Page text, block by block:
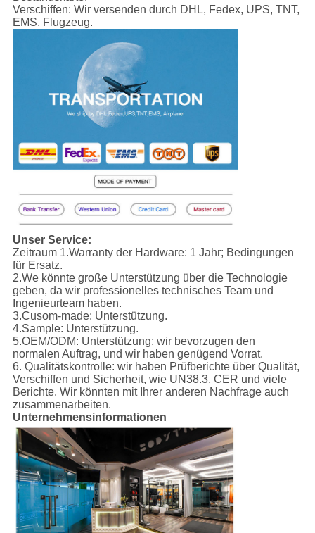
Verschiffen: Wir versenden durch DHL, Fedex, UPS, TNT,
EMS, Flugzeug.
Unser Service:
Zeitraum 1.Warranty der Hardware: 1 Jahr; Bedingungen
für Ersatz.
2.We könnte große Unterstützung über die Technologie
geben, da wir professionelles technisches Team und
Ingenieurteam haben.
3.Cusom-made: Unterstützung.
4.Sample: Unterstützung.
5.OEM/ODM: Unterstützung; wir bevorzugen den
normalen Auftrag, und wir haben genügend Vorrat.
6. Qualitätskontrolle: wir haben Prüfberichte über Qualität,
Verschiffen und Sicherheit, wie UN38.3, CER und viele
Berichte. Wir könnten mit Ihrer anderen Nachfrage auch
zusammenarbeiten.
Unternehmensinformationen